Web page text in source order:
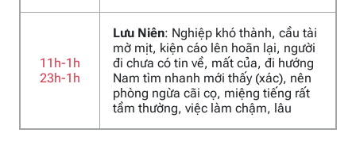
11h-1h
23h-1h
Lưu Niên: Nghiệp khó thành, cầu tài
mờ mịt, kiện cáo lên hoãn lại, người
đi chưa có tin về, mất của, đi hướng
Nam tìm nhanh mới thấy (xác), nên
phòng ngừa cãi cọ, miệng tiếng rất
tầm thường, việc làm chậm, lâu